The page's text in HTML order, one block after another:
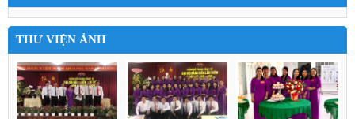
THƯ VIỆN ẢNH